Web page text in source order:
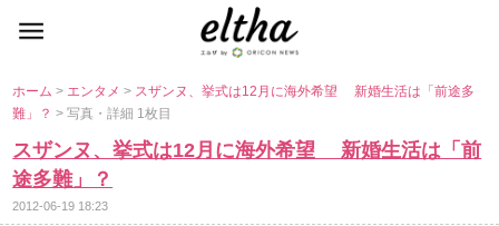
ホーム> エンタメ> スザンヌ、挙式は12月に海外希望 新婚生活は「前途多
難」？> 写真・詳細 1枚目
スザンヌ、挙式は12月に海外希望 新婚生活は「前
途多難」？
2012-06-19 18:23